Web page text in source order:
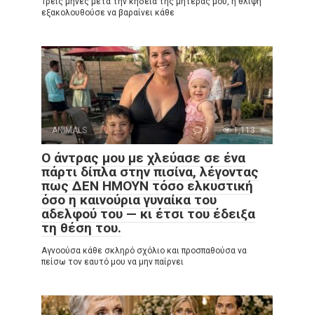
εξακολουθούσε να βαραίνει κάθε
ANIMALS 0 1,113
Ο άντρας μου με χλεύασε σε ένα
πάρτι δίπλα στην πισίνα, λέγοντας
πως ΔΕΝ ΗΜΟΥΝ τόσο ελκυστική
όσο η καινούρια γυναίκα του
αδελφού του — κι έτσι του έδειξα
τη θέση του.
Αγνοούσα κάθε σκληρό σχόλιο και προσπαθούσα να
πείσω τον εαυτό μου να μην παίρνει